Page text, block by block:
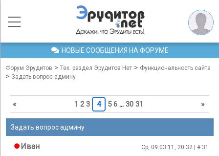
НОВЫЕ СООБЩЕНИЯ НА ФОРУМЕ
Форум Эрудитов > Тех. раздел Эрудитов Нет > Функциональность сайта
> Задать вопрос админу
« 1 2 3 4 5 6 … 30 31 »
Задать вопрос админу
Иван Ср, 09.03.11, 20:32 | # 31